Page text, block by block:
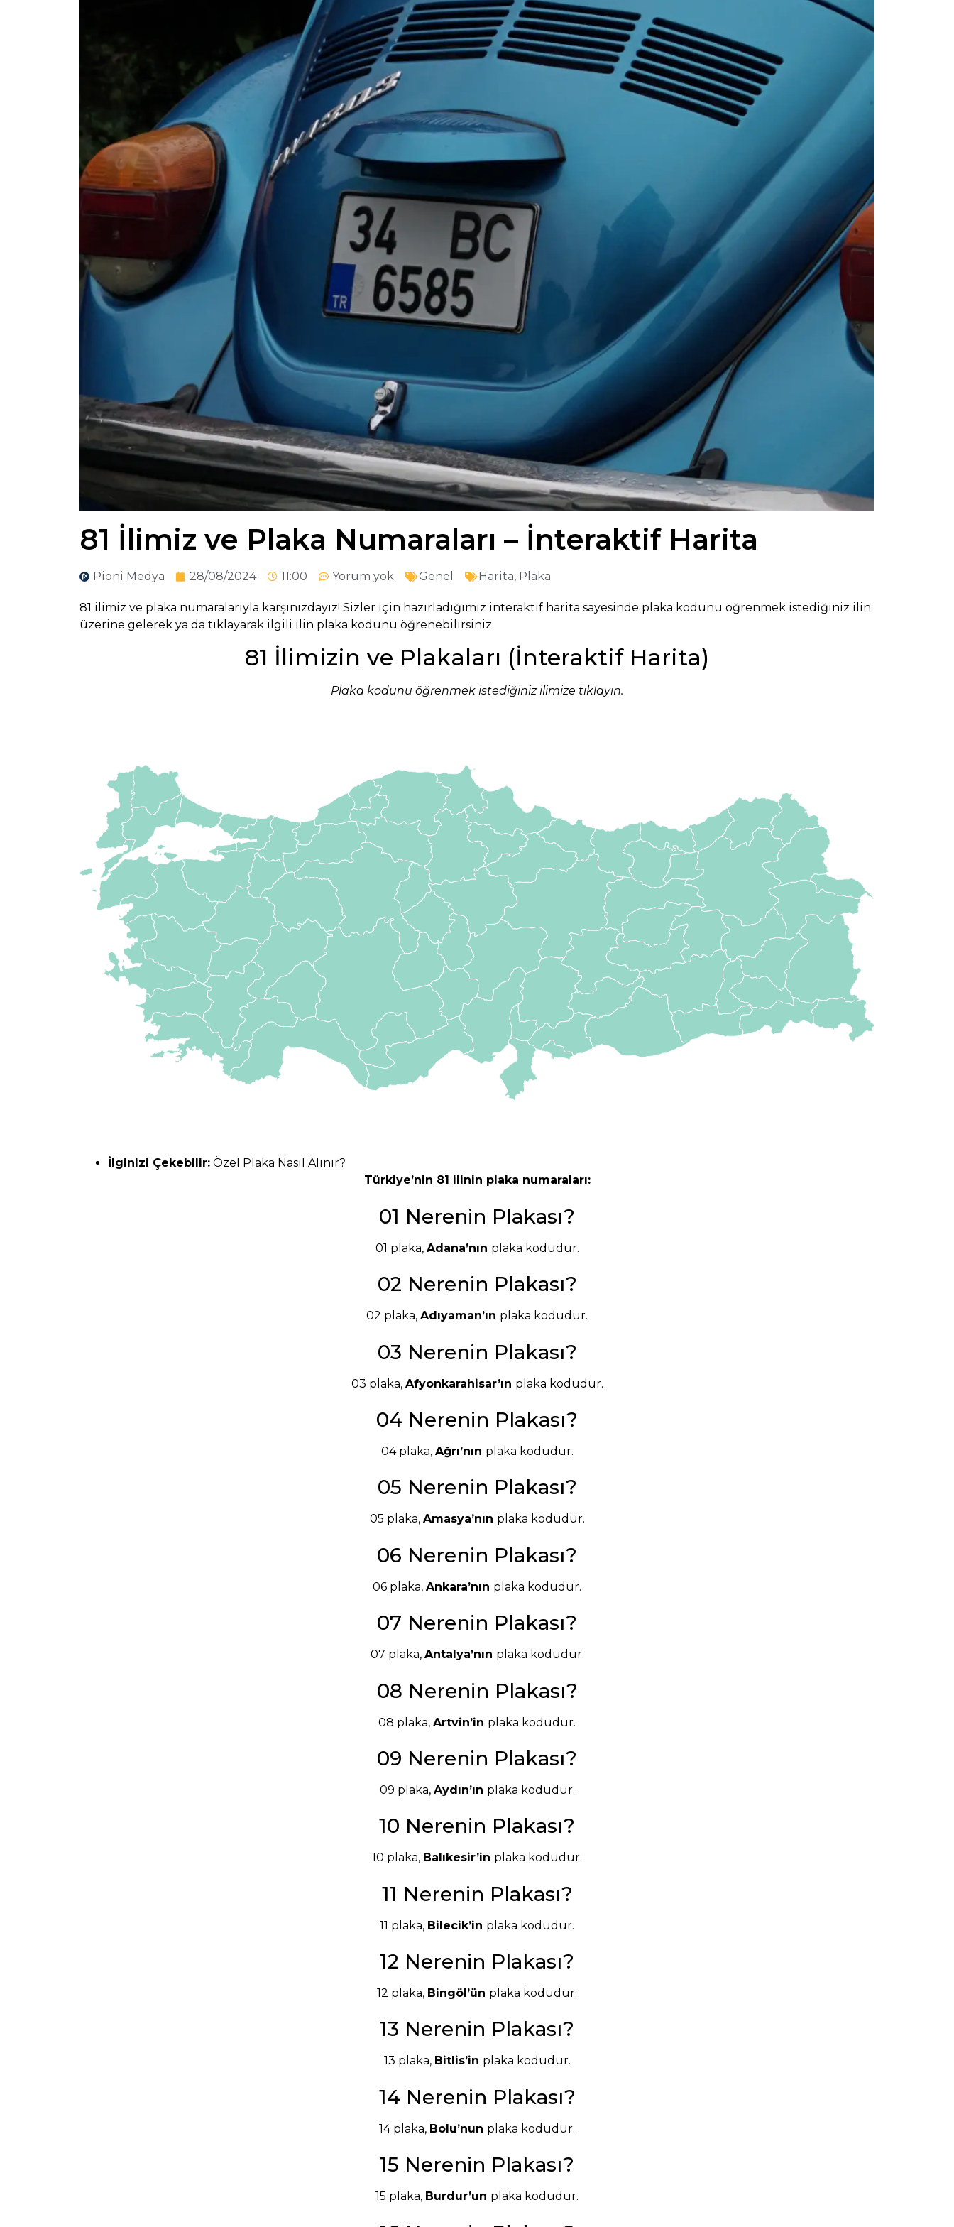
81 İlimiz ve Plaka Numaraları – İnteraktif Harita
Pioni Medya 28/08/2024 11:00 Yorum yok Genel Harita, Plaka
81 ilimiz ve plaka numaralarıyla karşınızdayız! Sizler için hazırladığımız interaktif harita sayesinde plaka kodunu öğrenmek istediğiniz ilin
üzerine gelerek ya da tıklayarak ilgili ilin plaka kodunu öğrenebilirsiniz.
81 İlimizin ve Plakaları (İnteraktif Harita)
Plaka kodunu öğrenmek istediğiniz ilimize tıklayın.
İlginizi Çekebilir: Özel Plaka Nasıl Alınır?
Türkiye’nin 81 ilinin plaka numaraları:
01 Nerenin Plakası?
01 plaka, Adana’nın plaka kodudur.
02 Nerenin Plakası?
02 plaka, Adıyaman’ın plaka kodudur.
03 Nerenin Plakası?
03 plaka, Afyonkarahisar’ın plaka kodudur.
04 Nerenin Plakası?
04 plaka, Ağrı’nın plaka kodudur.
05 Nerenin Plakası?
05 plaka, Amasya’nın plaka kodudur.
06 Nerenin Plakası?
06 plaka, Ankara’nın plaka kodudur.
07 Nerenin Plakası?
07 plaka, Antalya’nın plaka kodudur.
08 Nerenin Plakası?
08 plaka, Artvin’in plaka kodudur.
09 Nerenin Plakası?
09 plaka, Aydın’ın plaka kodudur.
10 Nerenin Plakası?
10 plaka, Balıkesir’in plaka kodudur.
11 Nerenin Plakası?
11 plaka, Bilecik’in plaka kodudur.
12 Nerenin Plakası?
12 plaka, Bingöl’ün plaka kodudur.
13 Nerenin Plakası?
13 plaka, Bitlis’in plaka kodudur.
14 Nerenin Plakası?
14 plaka, Bolu’nun plaka kodudur.
15 Nerenin Plakası?
15 plaka, Burdur’un plaka kodudur.